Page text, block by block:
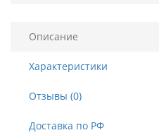
Описание
Характеристики
Отзывы (0)
Доставка по РФ